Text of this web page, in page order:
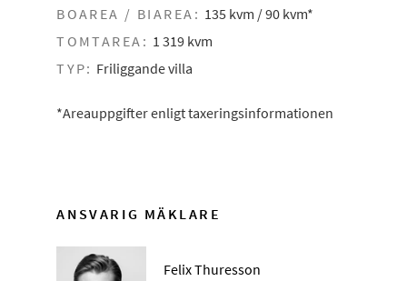
BOAREA / BIAREA: 135 kvm / 90 kvm*
TOMTAREA: 1 319 kvm
TYP: Friliggande villa
*Areauppgifter enligt taxeringsinformationen
ANSVARIG MÄKLARE
Felix Thuresson